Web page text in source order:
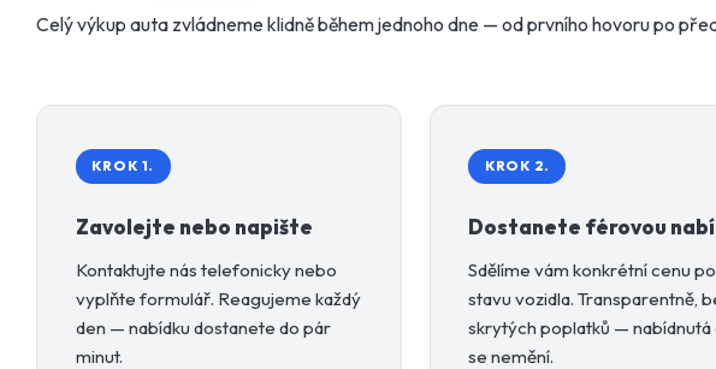
Celý výkup auta zvládneme klidně během jednoho dne — od prvního hovoru po
KROK 1.
Zavolejte nebo napište
Kontaktujte nás telefonicky nebo
vyplňte formulář. Reagujeme každý
den — nabídku dostanete do pár
minut.
KROK 2.
Dostanete férovou
Sdělíme vám konkrétní cenu
stavu vozidla. Transparentně,
skrytých poplatků — nabídnutá
se nemění.